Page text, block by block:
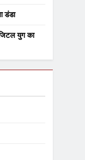
डंडा
युग का